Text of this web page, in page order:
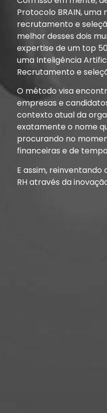
Protocolo BRAIN,
recrutamento e
melhor desses dois
expertise de um top
uma Inteligência
Recrutamento e
O método visa
empresas e
contexto atual da
exatamente o nome
procurando no
financeiras e de
E assim,
RH através da